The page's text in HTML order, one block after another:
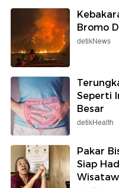
Bromo
detikNews
Seperti
Besar
detikHealth
Pakar
Siap